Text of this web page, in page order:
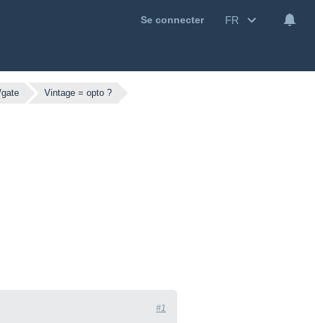
Se connecter FR
Vintage = opto ?
#1